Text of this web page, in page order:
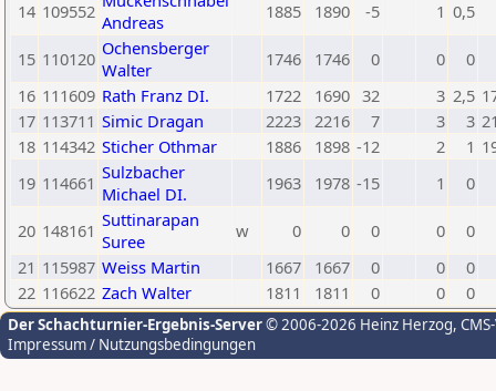
14 109552 Andreas
1885 1890 -5 1 0,5
15 110120 Ochensberger
Walter
1746 1746 0 0
0
16 111609 Rath Franz DI. 1722 1690 32 3 2,5
17 113711 Simic Dragan 2223 2216 7 3 3
18 114342 Sticher Othmar 1886 1898 -12 2 1
19 114661 Sulzbacher
Michael DI.
1963 1978 -15 1 0
20 148161 Suttinarapan
Suree
w 0 0 0 0
0
21 115987 Weiss Martin 1667 1667 0 0
0
22 116622 Zach Walter 1811 1811 0 0 0
Der Schachturnier-Ergebnis-Server© 2006-2026 Heinz Herzog,
Impressum / Nutzungsbedingungen